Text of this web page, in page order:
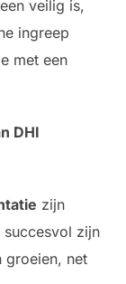
veilig is,
ingreep
met een
DHI
zijn
zijn
groeien, net